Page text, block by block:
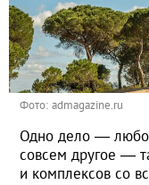
Фото: admagazine.ru
Одно дело —
совсем другое —
и комплексов со